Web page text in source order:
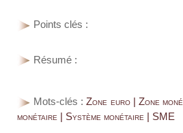
Points clés :
Résumé :
Mots-clés :Zone euro | Zone
monétaire | Système monétaire | SME